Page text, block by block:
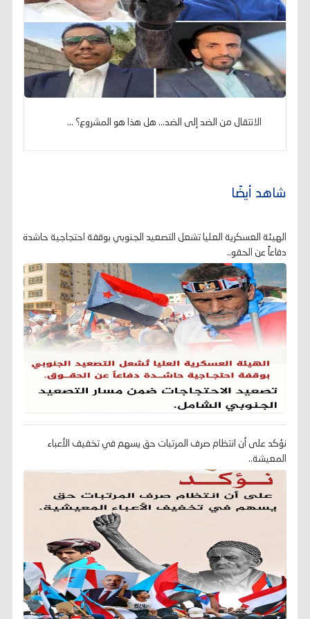
الانتقال من الضد إلى الضد... هل هذا هو المشروع؟ ...
شاهد أيضًا
الهيئة العسكرية العليا تشعل التصعيد الجنوبي بوقفة احتجاجية حاشدة
دفاعاً عن الحقو..
نؤكد على أن انتظام صرف المرتبات حق يسهم في تخفيف الأعباء
المعيشة..